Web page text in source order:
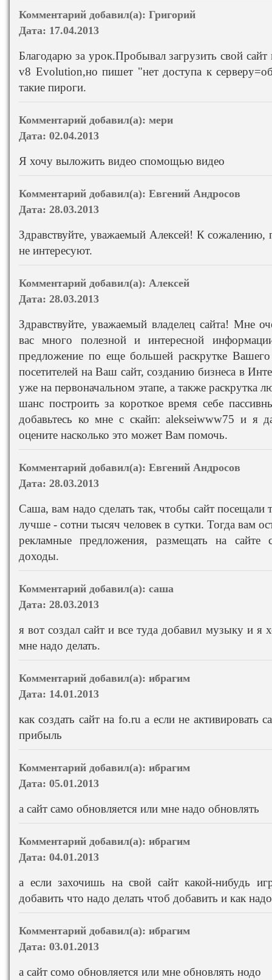
Комментарий добавил(а): Григорий
Дата: 17.04.2013
Благодарю за урок.Пробывал загрузить свой
v8 Evolution,но пишет "нет доступа к
такие пироги.
Комментарий добавил(а): мери
Дата: 02.04.2013
Я хочу выложить видео спомощью видео
Комментарий добавил(а): Евгений Андросов
Дата: 28.03.2013
Здравствуйте, уважаемый Алексей! К
не интересуют.
Комментарий добавил(а): Алексей
Дата: 28.03.2013
Здравствуйте, уважаемый владелец сайта! Мне
вас много полезной и интересной
предложение по еще большей раскрутке
посетителей на Ваш сайт, созданию бизнеса в
уже на первоначальном этапе, а также раскрутка
шанс построить за короткое время себе
добавьтесь ко мне с скайп: alekseiwww75 и
оцените насколько это может Вам помочь.
Комментарий добавил(а): Евгений Андросов
Дата: 28.03.2013
Саша, вам надо сделать так, чтобы сайт
лучше - сотни тысяч человек в сутки. Тогда вам
рекламные предложения, размещать на сайте
доходы.
Комментарий добавил(а): саша
Дата: 28.03.2013
я вот создал сайт и все туда добавил музыку и я
мне надо делать.
Комментарий добавил(а): ибрагим
Дата: 14.01.2013
как создать сайт на fo.ru а если не активировать
прибыль
Комментарий добавил(а): ибрагим
Дата: 05.01.2013
а сайт само обновляется или мне надо обновлять
Комментарий добавил(а): ибрагим
Дата: 04.01.2013
а если захочишь на свой сайт какой-нибудь
добавить что надо делать чтоб добавить и как
Комментарий добавил(а): ибрагим
Дата: 03.01.2013
а сайт сомо обновляется или мне обновлять нодо